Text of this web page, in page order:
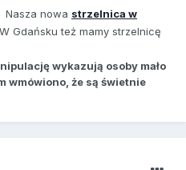
Nasza nowa strzelnica w
W Gdańsku też mamy strzelnicę
wykazują osoby mało
wmówiono, że są świetnie